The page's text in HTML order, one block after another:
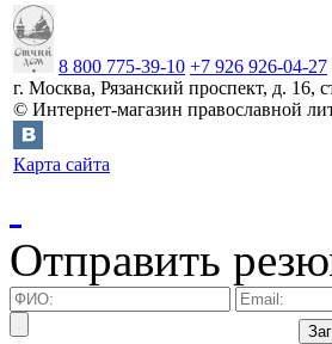
8 800 775-39-10 +7 926 926-04-27
г. Москва, Рязанский проспект, д. 16,
© Интернет-магазин православной
Карта сайта
Отправить